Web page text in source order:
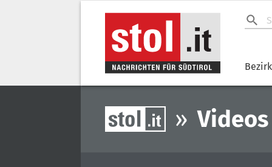
» Videos